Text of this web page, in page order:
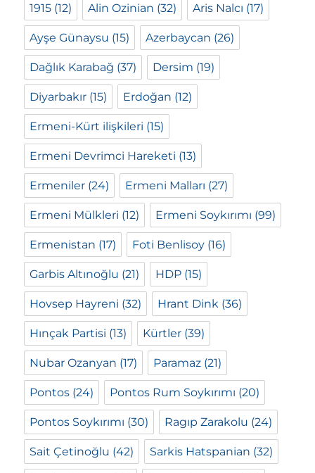
1915 (12) Alin Ozinian (32) Aris Nalcı (17)
Ayşe Günaysu (15) Azerbaycan (26)
Dağlık Karabağ (37) Dersim (19)
Diyarbakır (15) Erdoğan (12)
Ermeni-Kürt ilişkileri (15)
Ermeni Devrimci Hareketi (13)
Ermeniler (24) Ermeni Malları (27)
Ermeni Mülkleri (12) Ermeni Soykırımı (99)
Ermenistan (17) Foti Benlisoy (16)
Garbis Altınoğlu (21) HDP (15)
Hovsep Hayreni (32) Hrant Dink (36)
Hınçak Partisi (13) Kürtler (39)
Nubar Ozanyan (17) Paramaz (21)
Pontos (24) Pontos Rum Soykırımı (20)
Pontos Soykırımı (30) Ragıp Zarakolu (24)
Sait Çetinoğlu (42) Sarkis Hatspanian (32)